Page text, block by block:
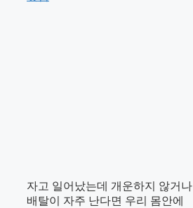
자고 일어났는데 개운하지 않거나
배탈이 자주 난다면 우리 몸안에